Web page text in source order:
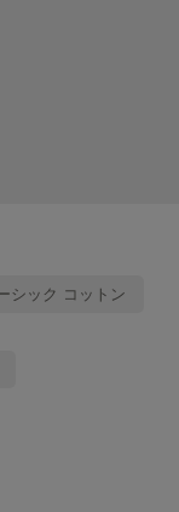
シック コットン